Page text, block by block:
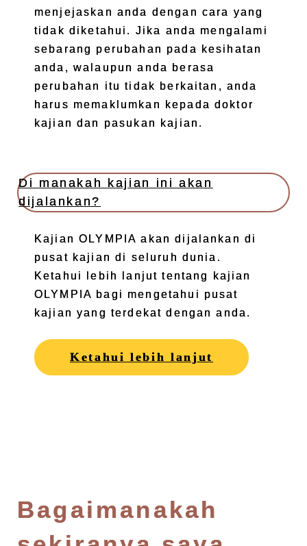
menjejaskan anda dengan cara yang
tidak diketahui. Jika anda mengalami
sebarang perubahan pada kesihatan
anda, walaupun anda berasa
perubahan itu tidak berkaitan, anda
harus memaklumkan kepada doktor
kajian dan pasukan kajian.
Di manakah kajian ini akan
dijalankan?
Kajian OLYMPIA akan dijalankan di
pusat kajian di seluruh dunia.
Ketahui lebih lanjut tentang kajian
OLYMPIA bagi mengetahui pusat
kajian yang terdekat dengan anda.
Ketahui lebih lanjut
Bagaimanakah